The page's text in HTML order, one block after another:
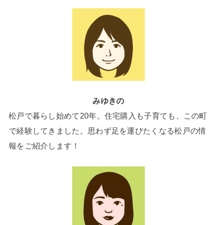
みゆきの
松戸で暮らし始めて20年。住宅購入も子育ても、この町
で経験してきました。思わず足を運びたくなる松戸の情
報をご紹介します！